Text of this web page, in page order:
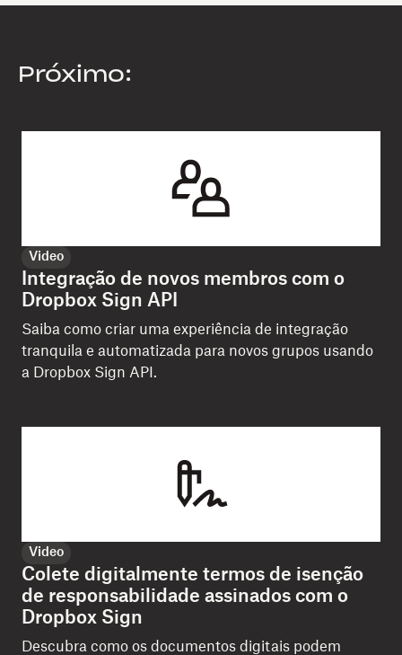
Próximo:
Video
Integração de novos membros com o
Dropbox Sign API
Saiba como criar uma experiência de integração
tranquila e automatizada para novos grupos usando
a Dropbox Sign API.
Video
Colete digitalmente termos de isenção
de responsabilidade assinados com o
Dropbox Sign
Descubra como os documentos digitais podem